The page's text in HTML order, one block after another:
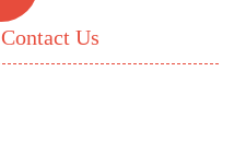
Contact Us